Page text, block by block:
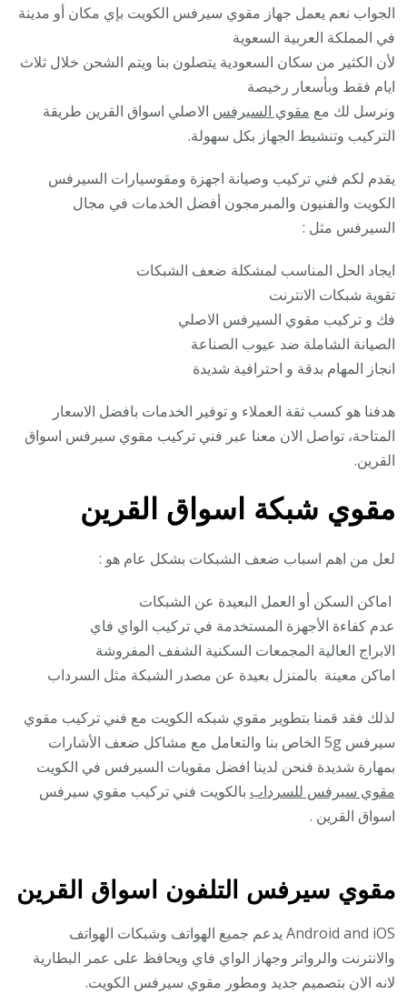
الجواب نعم يعمل جهاز مقوي سيرفس الكويت بإي مكان أو مدينة
في المملكة العربية السعوية
لأن الكثير من سكان السعودية يتصلون بنا ويتم الشحن خلال ثلاث
ايام فقط وبأسعار رخيصة
ونرسل لك مع مقوي السيرفس الاصلي اسواق القرين طريقة
التركيب وتنشيط الجهاز بكل سهولة.
يقدم لكم فني تركيب وصيانة اجهزة ومقوسيارات السيرفس
الكويت والفنيون والمبرمجون أفضل الخدمات في مجال
السيرفس مثل :
ايجاد الحل المناسب لمشكلة ضعف الشبكات
تقوية شبكات الانترنت
فك و تركيب مقوي السيرفس الاصلي
الصيانة الشاملة ضد عيوب الصناعة
انجاز المهام بدقة و احترافية شديدة
هدفنا هو كسب ثقة العملاء و توفير الخدمات بافضل الاسعار
المتاحة، تواصل الان معنا عبر فني تركيب مقوي سيرفس اسواق
القرين.
مقوي شبكة اسواق القرين
لعل من اهم اسباب ضعف الشبكات بشكل عام هو :
اماكن السكن أو العمل البعيدة عن الشبكات
عدم كفاءة الأجهزة المستخدمة في تركيب الواي فاي
الابراج العالية المجمعات السكنية الشفف المفروشة
اماكن معينة بالمنزل بعيدة عن مصدر الشبكة مثل السرداب
لذلك فقد قمنا بتطوير مقوي شبكه الكويت مع فني تركيب مقوي
سيرفس 5g الخاص بنا والتعامل مع مشاكل ضعف الأشارات
بمهارة شديدة فنحن لدينا افضل مقويات السيرفس في الكويت
مقوي سيرفس للسرداب بالكويت فني تركيب مقوي سيرفس
اسواق القرين .
مقوي سيرفس التلفون اسواق القرين
Android and iOS يدعم جميع الهواتف وشبكات الهواتف
والانترنت والرواتر وجهاز الواي فاي ويحافظ على عمر البطارية
لانه الان بتصميم جديد ومطور مقوي سيرفس الكويت.